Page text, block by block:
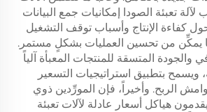
تعبئة الصودا إمكانيات جمع البيانات
كفاءة الإنتاج وأسباب توقف التشغيل
يمكِّن من تحسين العمليات بشكلٍ مستمر.
والجودة المتسقة للمنتجات المعبأة آلياً
ويسمح بتطبيق استراتيجيات التسعير
الربح. وأخيراً، فإن المورِّدين ذوي
هياكل أسعار عادلة لآلات تعبئة